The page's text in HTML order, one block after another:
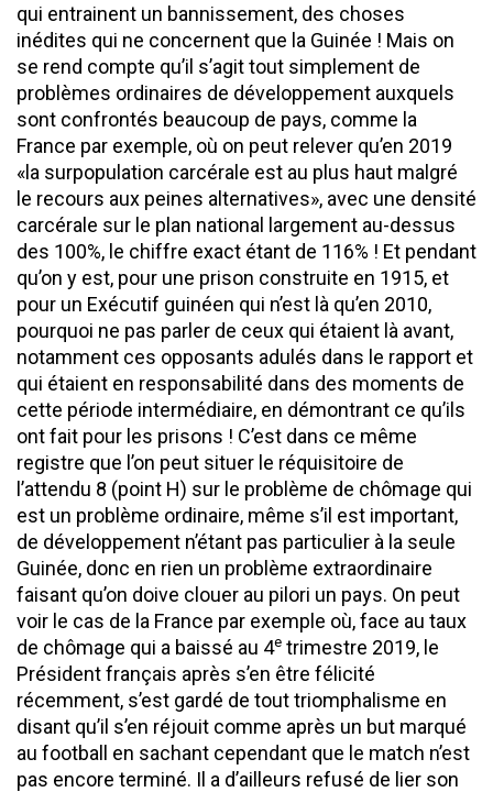
qui entrainent un bannissement, des choses
inédites qui ne concernent que la Guinée ! Mais on
se rend compte qu’il s’agit tout simplement de
problèmes ordinaires de développement auxquels
sont confrontés beaucoup de pays, comme la
France par exemple, où on peut relever qu’en 2019
«la surpopulation carcérale est au plus haut malgré
le recours aux peines alternatives», avec une densité
carcérale sur le plan national largement au-dessus
des 100%, le chiffre exact étant de 116% ! Et pendant
qu’on y est, pour une prison construite en 1915, et
pour un Exécutif guinéen qui n’est là qu’en 2010,
pourquoi ne pas parler de ceux qui étaient là avant,
notamment ces opposants adulés dans le rapport et
qui étaient en responsabilité dans des moments de
cette période intermédiaire, en démontrant ce qu’ils
ont fait pour les prisons ! C’est dans ce même
registre que l’on peut situer le réquisitoire de
l’attendu 8 (point H) sur le problème de chômage qui
est un problème ordinaire, même s’il est important,
de développement n’étant pas particulier à la seule
Guinée, donc en rien un problème extraordinaire
faisant qu’on doive clouer au pilori un pays. On peut
voir le cas de la France par exemple où, face au taux
de chômage qui a baissé au 4e trimestre 2019, le
Président français après s’en être félicité
récemment, s’est gardé de tout triomphalisme en
disant qu’il s’en réjouit comme après un but marqué
au football en sachant cependant que le match n’est
pas encore terminé. Il a d’ailleurs refusé de lier son